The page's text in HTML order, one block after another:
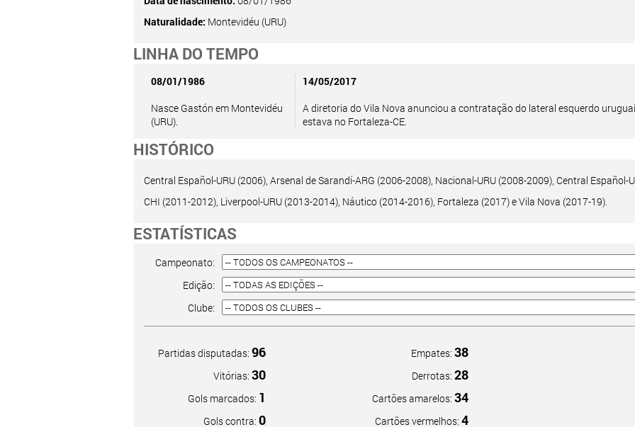
Naturalidade: Montevidéu (URU)
LINHA DO TEMPO
08/01/1986
Nasce Gastón em Montevidéu
(URU).
14/05/2017
A diretoria do Vila Nova anunciou a contratação do lateral esquerdo
estava no Fortaleza-CE.
HISTÓRICO
Central Español-URU (2006), Arsenal de Sarandí-ARG (2006-2008), Nacional-URU (2008-2009), Central Español-
CHI (2011-2012), Liverpool-URU (2013-2014), Náutico (2014-2016), Fortaleza (2017) e Vila Nova (2017-19).
ESTATÍSTICAS
Campeonato:
Edição:
Clube:
Partidas disputadas: 96
Vitórias: 30
Gols marcados: 1
Gols contra: 0
Empates: 38
Derrotas: 28
Cartões amarelos: 34
Cartões vermelhos: 4